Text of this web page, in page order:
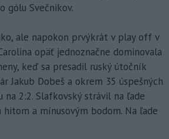
gólu Svečnikov.
ale napokon prvýkrát v play off v
opäť jednoznačne dominovala
keď sa presadil ruský útočník
Jakub Dobeš a okrem 35 úspešných
2:2. Slafkovský strávil na ľade
a mínusovým bodom. Na ľade